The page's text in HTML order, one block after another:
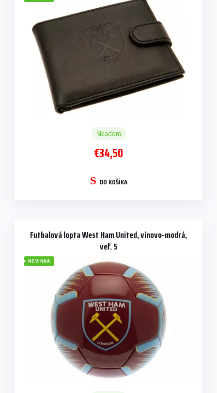
Skladom
€34,50
DO KOŠÍKA
Futbalová lopta West Ham United, vínovo-modrá,
veľ. 5
NOVINKA